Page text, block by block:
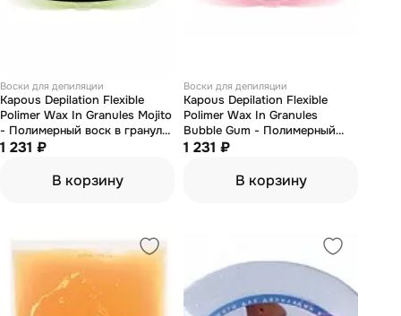
Воски для депиляции
Kapous Depilation Flexible
Polimer Wax In Granules Mojito
- Полимерный воск в гранулах
с ароматом Мохито 500 гр
1 231 ₽
В корзину
Воски для депиляции
Kapous Depilation Flexible
Polimer Wax In Granules
Bubble Gum - Полимерный
воск в гранулах с ароматом
1 231 ₽
В корзину